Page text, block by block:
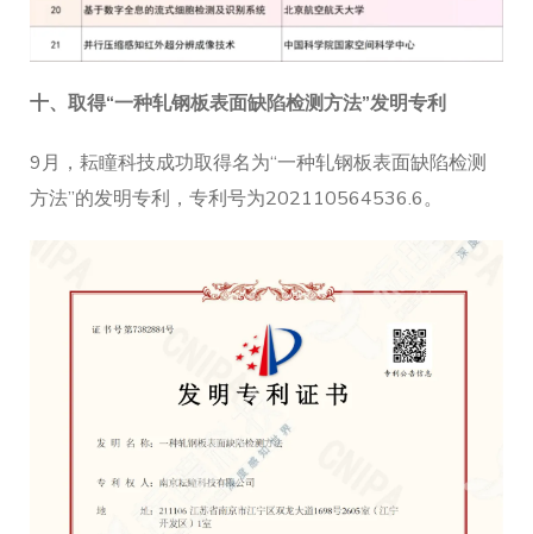
十、取得“一种轧钢板表面缺陷检测方法”发明专利
9月，耘瞳科技成功取得名为“一种轧钢板表面缺陷检测
方法”的发明专利，专利号为202110564536.6。